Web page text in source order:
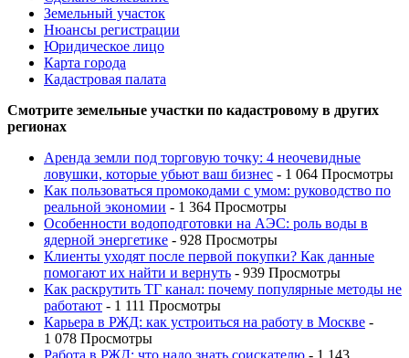
Земельный участок
Нюансы регистрации
Юридическое лицо
Карта города
Кадастровая палата
Смотрите земельные участки по кадастровому в других
регионах
Аренда земли под торговую точку: 4 неочевидные
ловушки, которые убьют ваш бизнес - 1 064 Просмотры
Как пользоваться промокодами с умом: руководство по
реальной экономии - 1 364 Просмотры
Особенности водоподготовки на АЭС: роль воды в
ядерной энергетике - 928 Просмотры
Клиенты уходят после первой покупки? Как данные
помогают их найти и вернуть - 939 Просмотры
Как раскрутить ТГ канал: почему популярные методы не
работают - 1 111 Просмотры
Карьера в РЖД: как устроиться на работу в Москве -
1 078 Просмотры
Работа в РЖД: что надо знать соискателю - 1 143